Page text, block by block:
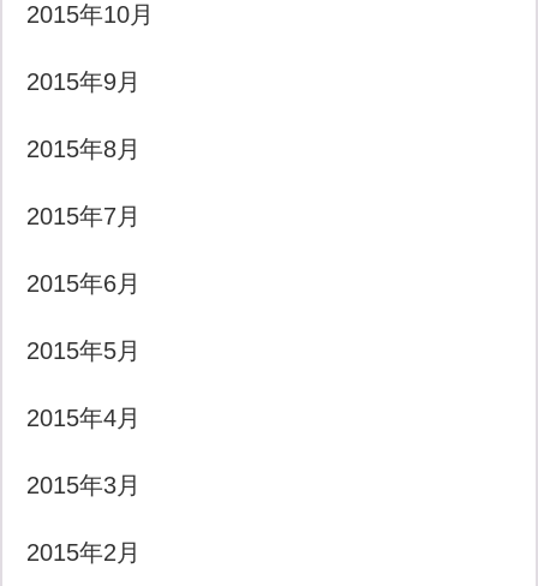
2015年10月
2015年9月
2015年8月
2015年7月
2015年6月
2015年5月
2015年4月
2015年3月
2015年2月